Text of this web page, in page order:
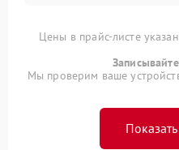
Цены в прайс-листе
Мы проверим ваше